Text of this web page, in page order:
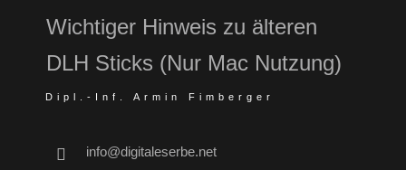
Wichtiger Hinweis zu älteren
DLH Sticks (Nur Mac Nutzung)
Dipl.-Inf. Armin Fimberger
info@digitaleserbe.net